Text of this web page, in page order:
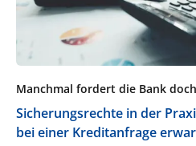
Manchmal fordert die Bank
Sicherungsrechte in der
bei einer Kreditanfrage